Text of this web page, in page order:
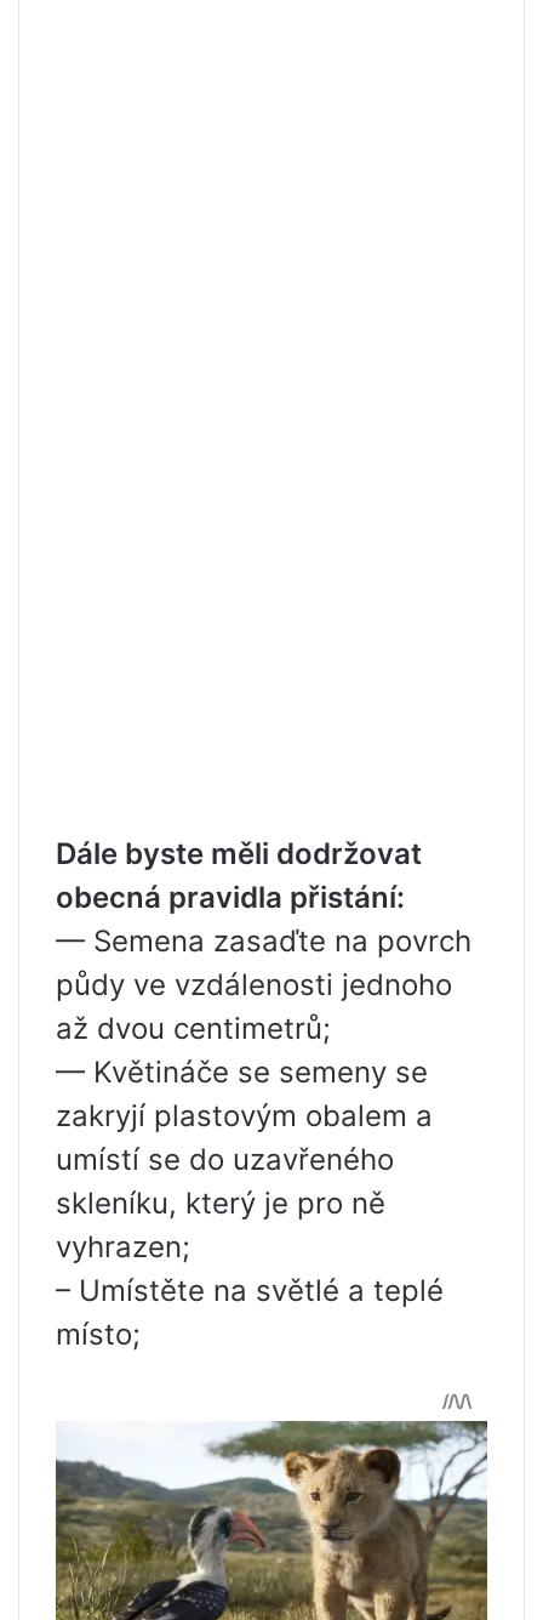
Dále byste měli dodržovat
obecná pravidla přistání:
— Semena zasaďte na povrch
půdy ve vzdálenosti jednoho
až dvou centimetrů;
— Květináče se semeny se
zakryjí plastovým obalem a
umístí se do uzavřeného
skleníku, který je pro ně
vyhrazen;
– Umístěte na světlé a teplé
místo;